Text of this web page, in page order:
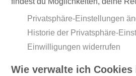
Privatsphäre-Einstellungen
Historie der Privatsphäre-
Einwilligungen widerrufen
Wie verwalte ich Cookies